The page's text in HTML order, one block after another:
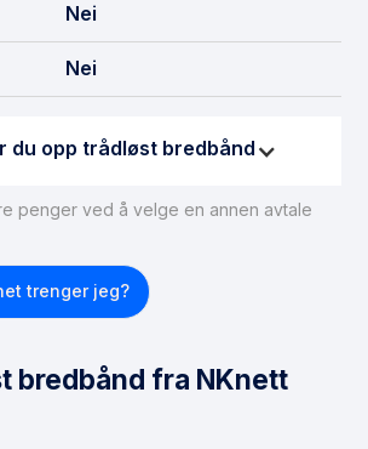
Nei
Nei
du opp trådløst bredbånd
penger ved å velge en annen avtale
trenger jeg?
bredbånd fra NKnett